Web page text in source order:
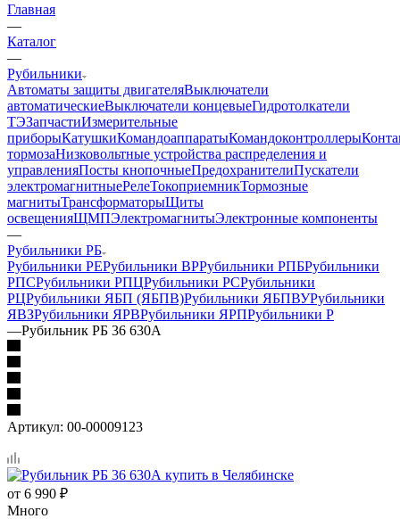
Главная
—
Каталог
—
Рубильники
Автоматы защиты двигателяВыключатели
автоматическиеВыключатели концевыеГидротолкатели
ТЭЗапчастиИзмерительные
приборыКатушкиКомандоаппаратыКомандоконтроллеры
тормозаНизковольтные устройства распределения и
управленияПосты кнопочныеПредохранителиПускатели
электромагнитныеРелеТокоприемникТормозные
магнитыТрансформаторыЩиты
освещенияЩМПЭлектромагнитыЭлектронные компоненты
—
Рубильники РБ
Рубильники РЕРубильники ВРРубильники РПБРубильники
РПСРубильники РПЦРубильники РСРубильники
РЦРубильники ЯБП (ЯБПВ)Рубильники ЯБПВУРубильники
ЯВЗРубильники ЯРВРубильники ЯРПРубильники Р
—Рубильник РБ 36 630А
Артикул: 00-00009123
от 6 990 ₽
Много